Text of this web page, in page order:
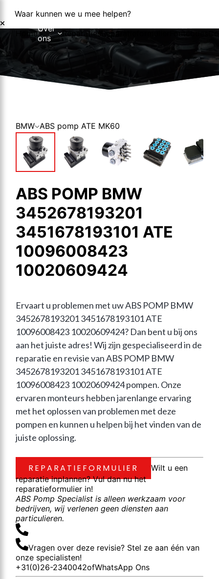
Waar kunnen we u mee helpen?
HomeOver
ons
Over ons
Nieuws
Reparaties Reparatieformulier Foutcodes
BMW ABS pomp ATE MK60
ABS POMP BMW
3452678193201
3451678193101 ATE
10096008423
10020609424
Ervaart u problemen met uw ABS POMP BMW
3452678193201 3451678193101 ATE
10096008423 10020609424? Dan bent u bij ons
aan het juiste adres! Wij zijn gespecialiseerd in de
reparatie en revisie van ABS POMP BMW
3452678193201 3451678193101 ATE
10096008423 10020609424 pompen. Onze
ervaren monteurs hebben jarenlange ervaring
met het oplossen van problemen met deze
pompen en kunnen u helpen bij het vinden van de
juiste oplossing.
REPARATIEFORMULIER
Wilt u een
reparatie inplannen? Vul dan nu het
reparatieformulier in!
ABS Pomp Specialist is alleen werkzaam voor
bedrijven, wij verlenen geen diensten aan
particulieren.
Vragen over deze revisie? Stel ze aan één van
onze specialisten!
+31(0)26-2340042ofWhatsApp Ons